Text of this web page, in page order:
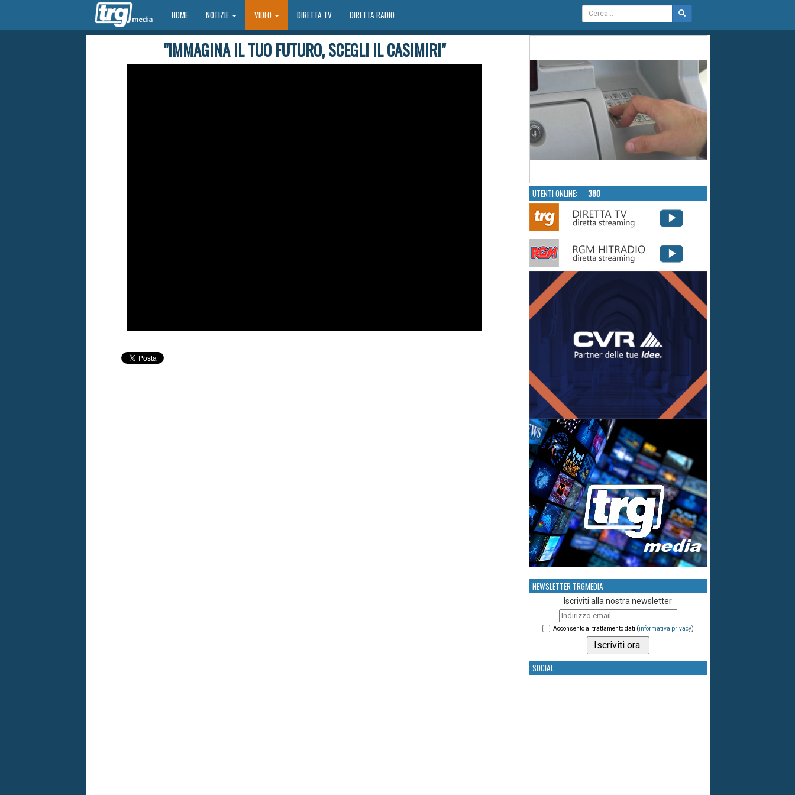
HOMEHOME NOTIZIE VIDEO DIRETTA TV DIRETTA RADIO
"IMMAGINA IL TUO FUTURO, SCEGLI IL CASIMIRI"
UTENTI ONLINE: 380
NEWSLETTER TRGMEDIA
Iscriviti alla nostra newsletter
Acconsento al trattamento dati (informativa privacy)
SOCIAL